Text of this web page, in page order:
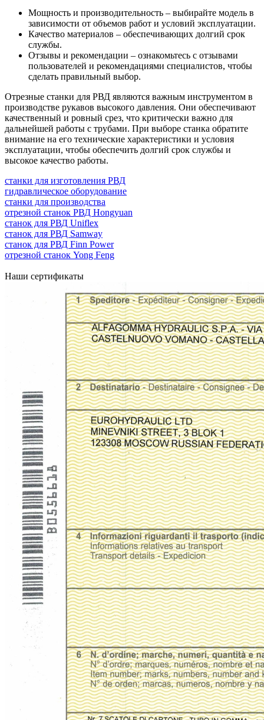
Мощность и производительность – выбирайте модель в
зависимости от объемов работ и условий эксплуатации.
Качество материалов – обеспечивающих долгий срок
службы.
Отзывы и рекомендации – ознакомьтесь с отзывами
пользователей и рекомендациями специалистов, чтобы
сделать правильный выбор.
Отрезные станки для РВД являются важным инструментом в
производстве рукавов высокого давления. Они обеспечивают
качественный и ровный срез, что критически важно для
дальнейшей работы с трубами. При выборе станка обратите
внимание на его технические характеристики и условия
эксплуатации, чтобы обеспечить долгий срок службы и
высокое качество работы.
станки для изготовления РВД
гидравлическое оборудование
станки для производства
отрезной станок РВД Hongyuan
станок для РВД Uniflex
станок для РВД Samway
станок для РВД Finn Power
отрезной станок Yong Feng
Наши сертификаты